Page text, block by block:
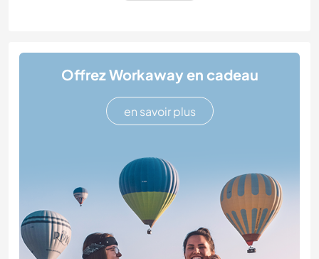
Offrez Workaway en cadeau
en savoir plus